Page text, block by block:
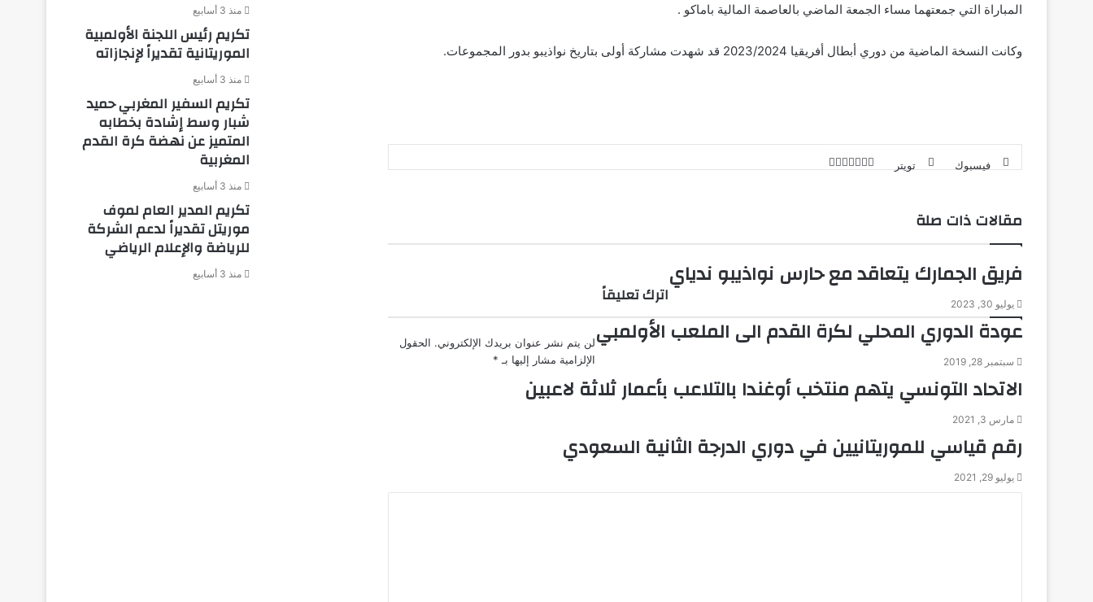
المباراة التي جمعتهما مساء الجمعة الماضي بالعاصمة المالية باماكو .
وكانت النسخة الماضية من دوري أبطال أفريقيا 2023/2024 قد شهدت مشاركة أولى بتاريخ نواذيبو بدور المجموعات.
فيسبوك تويتر
مقالات ذات صلة
فريق الجمارك يتعاقد مع حارس نواذيبو ندياي
يوليو 30, 2023
عودة الدوري المحلي لكرة القدم الى الملعب الأولمبي
سبتمبر 28, 2019
الاتحاد التونسي يتهم منتخب أوغندا بالتلاعب بأعمار ثلاثة لاعبين
مارس 3, 2021
رقم قياسي للموريتانيين في دوري الدرجة الثانية السعودي
يوليو 29, 2021
اترك تعليقاً
لن يتم نشر عنوان بريدك الإلكتروني. الحقول
الإلزامية مشار إليها بـ *
منذ 3 أسابيع
تكريم رئيس اللجنة الأولمبية
الموريتانية تقديراً لإنجازاته
منذ 3 أسابيع
تكريم السفير المغربي حميد
شبار وسط إشادة بخطابه
المتميز عن نهضة كرة القدم
المغربية
منذ 3 أسابيع
تكريم المدير العام لموف
موريتل تقديراً لدعم الشركة
للرياضة والإعلام الرياضي
منذ 3 أسابيع